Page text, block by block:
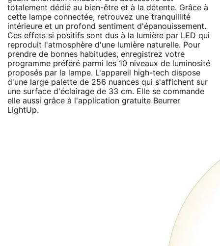
totalement dédié au bien-être et à la détente. Grâce à
cette lampe connectée, retrouvez une tranquillité
intérieure et un profond sentiment d'épanouissement.
Ces effets si positifs sont dus à la lumière par LED qui
reproduit l'atmosphère d'une lumière naturelle. Pour
prendre de bonnes habitudes, enregistrez votre
programme préféré parmi les 10 niveaux de luminosité
proposés par la lampe. L'appareil high-tech dispose
d'une large palette de 256 nuances qui s'affichent sur
une surface d'éclairage de 33 cm. Elle se commande
elle aussi grâce à l'application gratuite Beurrer
LightUp.